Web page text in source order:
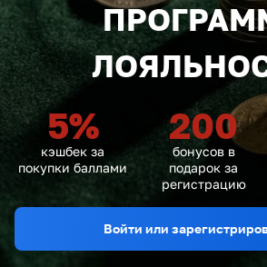
5%
кэшбек за
покупки баллами
200
бонусов в
подарок за
регистрацию
Войти или